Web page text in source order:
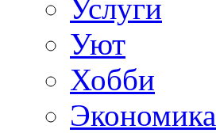
Услуги
Уют
Хобби
Экономика